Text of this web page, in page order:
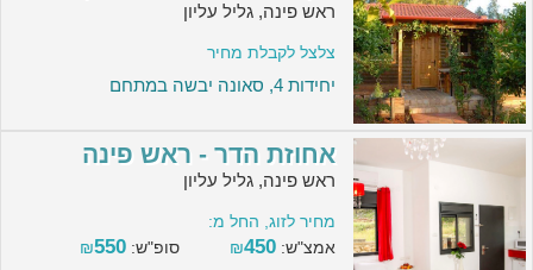
ראש פינה, גליל עליון
צלצל לקבלת מחיר
יחידות 4, סאונה יבשה במתחם
אחוזת הדר - ראש פינה
ראש פינה, גליל עליון
מחיר לזוג, החל מ:
אמצ"ש:
₪450 סופ"ש: ₪550